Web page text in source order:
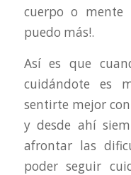
cuerpo o mente
puedo más!.
Así es que
cuidándote es
sentirte mejor
y desde ahí
afrontar las
poder seguir